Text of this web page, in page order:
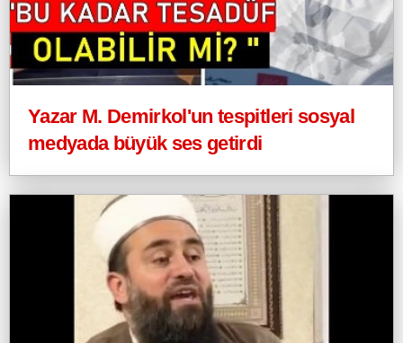
Yazar M. Demirkol'un tespitleri sosyal
medyada büyük ses getirdi